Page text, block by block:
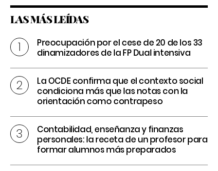
LAS MÁS LEÍDAS
Preocupación por el cese de 20 de los 33
dinamizadores de la FP Dual intensiva
La OCDE confirma que el contexto social
condiciona más que las notas con la
orientación como contrapeso
Contabilidad, enseñanza y finanzas
personales: la receta de un profesor para
formar alumnos más preparados